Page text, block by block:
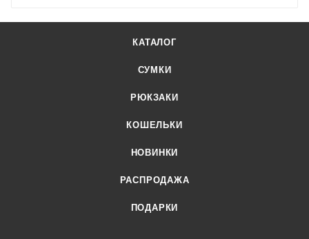
КАТАЛОГ
СУМКИ
РЮКЗАКИ
КОШЕЛЬКИ
НОВИНКИ
РАСПРОДАЖА
ПОДАРКИ